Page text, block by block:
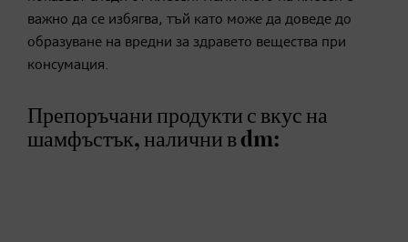
важно да се избягва, тъй като може да доведе до
образуване на вредни за здравето вещества при
консумация.
Препоръчани продукти с вкус на
шамфъстък, налични в dm: